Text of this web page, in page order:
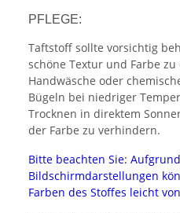
PFLEGE:
Taftstoff sollte vorsichtig
schöne Textur und Farbe
Handwäsche oder
Bügeln bei niedriger
Trocknen in direktem
der Farbe zu verhindern.
Bitte beachten Sie:
Bildschirmdarstellungen
Farben des Stoffes leicht